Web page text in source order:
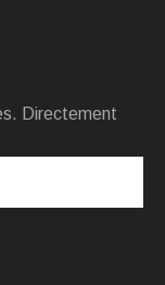
Directement